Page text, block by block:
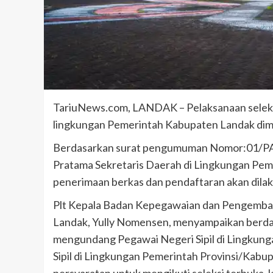
TariuNews.com, LANDAK – Pelaksanaan
lingkungan Pemerintah Kabupaten Landak
Berdasarkan surat pengumuman Nomor:01/
Pratama Sekretaris Daerah di Lingkungan
penerimaan berkas dan pendaftaran akan
Plt Kepala Badan Kepegawaian dan
Landak, Yully Nomensen, menyampaikan
mengundang Pegawai Negeri Sipil di
Sipil di Lingkungan Pemerintah Provinsi/